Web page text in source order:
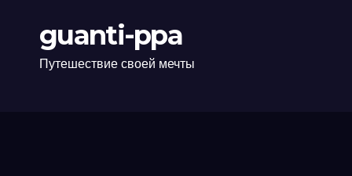
guanti-ppa
Путешествие своей мечты